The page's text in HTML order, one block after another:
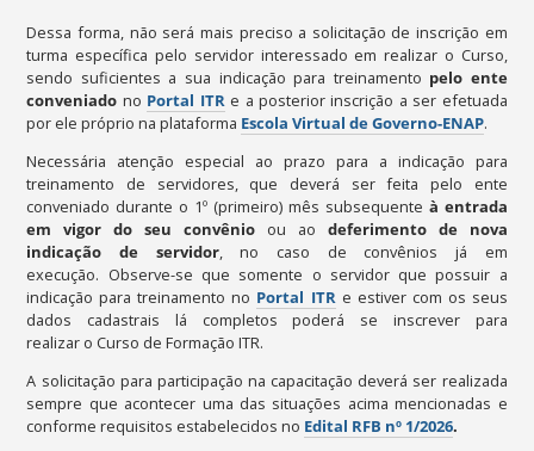
Dessa forma, não será mais preciso a solicitação de inscrição em
turma específica pelo servidor interessado em realizar o Curso,
sendo suficientes a sua indicação para treinamento pelo ente
conveniado no Portal ITRe a posterior inscrição a ser efetuada
por ele próprio na plataforma Escola Virtual de Governo-ENAP.
Necessária atenção especial ao prazo para a indicação para
treinamento de servidores, que deverá ser feita pelo ente
conveniado durante o 1º (primeiro) mês subsequente à entrada
em vigor do seu convênio ou ao deferimento de nova
indicação de servidor, no caso de convênios já em
execução. Observe-se que somente o servidor que possuir a
indicação para treinamento no Portal ITRe estiver com os seus
dados cadastrais lá completos poderá se inscrever para
realizar o Curso de Formação ITR.
A solicitação para participação na capacitação deverá ser realizada
sempre que acontecer uma das situações acima mencionadas e
conforme requisitos estabelecidos no Edital RFB nº 1/2026.